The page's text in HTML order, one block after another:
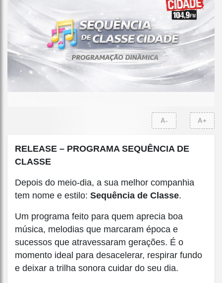
A- A+
RELEASE – PROGRAMA SEQUÊNCIA DE
CLASSE
Depois do meio-dia, a sua melhor companhia
tem nome e estilo: Sequência de Classe.
Um programa feito para quem aprecia boa
música, melodias que marcaram época e
sucessos que atravessaram gerações. É o
momento ideal para desacelerar, respirar fundo
e deixar a trilha sonora cuidar do seu dia.